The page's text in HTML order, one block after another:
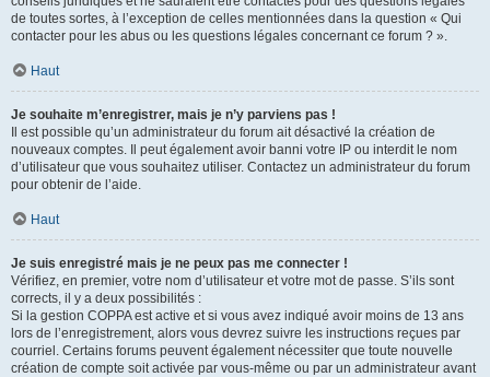
de toutes sortes, à l’exception de celles mentionnées dans la question « Qui
contacter pour les abus ou les questions légales concernant ce forum ? ».
Haut
Je souhaite m’enregistrer, mais je n’y parviens pas !
Il est possible qu’un administrateur du forum ait désactivé la création de
nouveaux comptes. Il peut également avoir banni votre IP ou interdit le nom
d’utilisateur que vous souhaitez utiliser. Contactez un administrateur du forum
pour obtenir de l’aide.
Haut
Je suis enregistré mais je ne peux pas me connecter !
Vérifiez, en premier, votre nom d’utilisateur et votre mot de passe. S’ils sont
corrects, il y a deux possibilités :
Si la gestion COPPA est active et si vous avez indiqué avoir moins de 13 ans
lors de l’enregistrement, alors vous devrez suivre les instructions reçues par
courriel. Certains forums peuvent également nécessiter que toute nouvelle
création de compte soit activée par vous-même ou par un administrateur avant